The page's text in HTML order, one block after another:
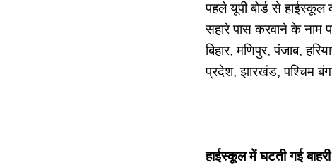
पहले यूपी बोर्ड से
सहारे पास करवाने के नाम
बिहार, मणिपुर, पंजाब,
प्रदेश, झारखंड, पश्चिम
हाईस्कूल में घटती गई